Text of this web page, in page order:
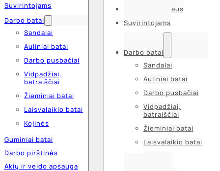
Suvirintojams
Darbo batai
Sandalai
Auliniai batai
Darbo pusbačiai
Vidpadžiai,
batraiščiai
Žieminiai batai
Laisvalaikio batai
Kojinės
Guminiai batai
Darbo pirštinės
Akių ir veido apsauga
Rūbai nuo lietaus
Suvirintojams
Darbo batai
Sandalai
Auliniai batai
Darbo pusbačiai
Vidpadžiai,
batraiščiai
Žieminiai batai
Laisvalaikio batai